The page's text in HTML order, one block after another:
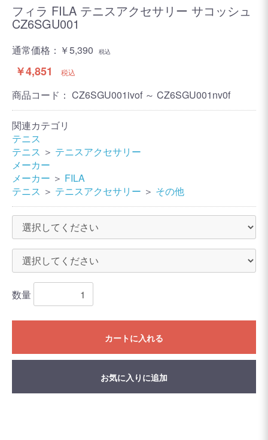
フィラ FILA テニスアクセサリー サコッシュ
CZ6SGU001
通常価格： ￥5,390 税込
￥4,851 税込
商品コード： CZ6SGU001ivof ～ CZ6SGU001nv0f
関連カテゴリ
テニス
テニス ＞ テニスアクセサリー
メーカー
メーカー ＞ FILA
テニス ＞ テニスアクセサリー ＞ その他
数量
カートに入れる
お気に入りに追加